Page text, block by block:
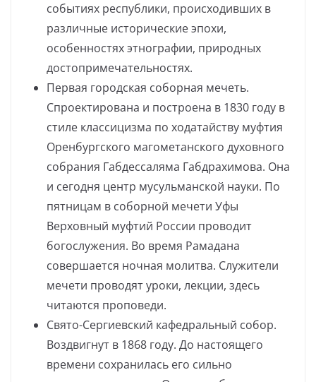
событиях республики, происходивших в
различные исторические эпохи,
особенностях этнографии, природных
достопримечательностях.
Первая городская соборная мечеть.
Спроектирована и построена в 1830 году в
стиле классицизма по ходатайству муфтия
Оренбургского магометанского духовного
собрания Габдессаляма Габдрахимова. Она
и сегодня центр мусульманской науки. По
пятницам в соборной мечети Уфы
Верховный муфтий России проводит
богослужения. Во время Рамадана
совершается ночная молитва. Служители
мечети проводят уроки, лекции, здесь
читаются проповеди.
Свято-Сергиевский кафедральный собор.
Воздвигнут в 1868 году. До настоящего
времени сохранилась его сильно